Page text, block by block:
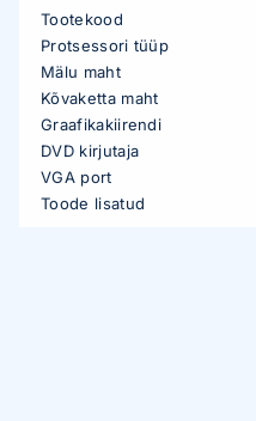
Tootekood
Protsessori tüüp
Mälu maht
Kõvaketta maht
Graafikakiirendi
DVD kirjutaja
VGA port
Toode lisatud